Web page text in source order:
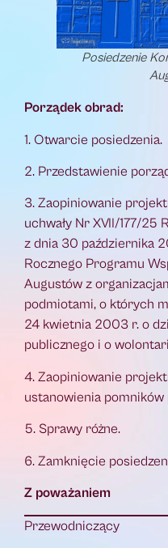
Posiedzenie
Porządek obrad:
1. Otwarcie posiedzenia.
2. Przedstawienie
3. Zaopiniowanie
uchwały Nr XVII/177/25
z dnia 30 października
Rocznego Programu
Augustów z
podmiotami, o których
24 kwietnia 2003 r. o
publicznego i o
4. Zaopiniowanie
ustanowienia pomników
5. Sprawy różne.
6. Zamknięcie
Z poważaniem
Przewodniczący